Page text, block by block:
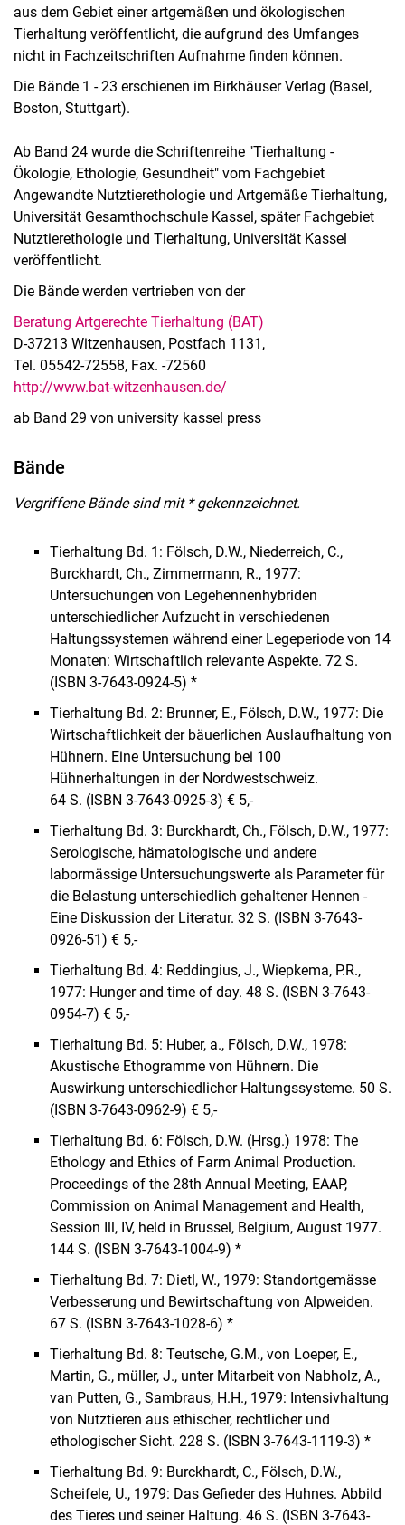
aus dem Gebiet einer artgemäßen und ökologischen
Tierhaltung veröffentlicht, die aufgrund des Umfanges
nicht in Fachzeitschriften Aufnahme finden können.
Die Bände 1 - 23 erschienen im Birkhäuser Verlag (Basel,
Boston, Stuttgart).
Ab Band 24 wurde die Schriftenreihe "Tierhaltung -
Ökologie, Ethologie, Gesundheit" vom Fachgebiet
Angewandte Nutztierethologie und Artgemäße Tierhaltung,
Universität Gesamthochschule Kassel, später Fachgebiet
Nutztierethologie und Tierhaltung, Universität Kassel
veröffentlicht.
Die Bände werden vertrieben von der
Beratung Artgerechte Tierhaltung (BAT)
D-37213 Witzenhausen, Postfach 1131,
Tel. 05542-72558, Fax. -72560
http://www.bat-witzenhausen.de/
ab Band 29 von university kassel press
Bände
Vergriffene Bände sind mit * gekennzeichnet.
Tierhaltung Bd. 1: Fölsch, D.W., Niederreich, C.,
Burckhardt, Ch., Zimmermann, R., 1977:
Untersuchungen von Legehennenhybriden
unterschiedlicher Aufzucht in verschiedenen
Haltungssystemen während einer Legeperiode von 14
Monaten: Wirtschaftlich relevante Aspekte. 72 S.
(ISBN 3-7643-0924-5) *
Tierhaltung Bd. 2: Brunner, E., Fölsch, D.W., 1977: Die
Wirtschaftlichkeit der bäuerlichen Auslaufhaltung von
Hühnern. Eine Untersuchung bei 100
Hühnerhaltungen in der Nordwestschweiz.
64 S. (ISBN 3-7643-0925-3) € 5,-
Tierhaltung Bd. 3: Burckhardt, Ch., Fölsch, D.W., 1977:
Serologische, hämatologische und andere
labormässige Untersuchungswerte als Parameter für
die Belastung unterschiedlich gehaltener Hennen -
Eine Diskussion der Literatur. 32 S. (ISBN 3-7643-
0926-51) € 5,-
Tierhaltung Bd. 4: Reddingius, J., Wiepkema, P.R.,
1977: Hunger and time of day. 48 S. (ISBN 3-7643-
0954-7) € 5,-
Tierhaltung Bd. 5: Huber, a., Fölsch, D.W., 1978:
Akustische Ethogramme von Hühnern. Die
Auswirkung unterschiedlicher Haltungssysteme. 50 S.
(ISBN 3-7643-0962-9) € 5,-
Tierhaltung Bd. 6: Fölsch, D.W. (Hrsg.) 1978: The
Ethology and Ethics of Farm Animal Production.
Proceedings of the 28th Annual Meeting, EAAP,
Commission on Animal Management and Health,
Session Ill, IV, held in Brussel, Belgium, August 1977.
144 S. (ISBN 3-7643-1004-9) *
Tierhaltung Bd. 7: Dietl, W., 1979: Standortgemässe
Verbesserung und Bewirtschaftung von Alpweiden.
67 S. (ISBN 3-7643-1028-6) *
Tierhaltung Bd. 8: Teutsche, G.M., von Loeper, E.,
Martin, G., müller, J., unter Mitarbeit von Nabholz, A.,
van Putten, G., Sambraus, H.H., 1979: Intensivhaltung
von Nutztieren aus ethischer, rechtlicher und
ethologischer Sicht. 228 S. (ISBN 3-7643-1119-3) *
Tierhaltung Bd. 9: Burckhardt, C., Fölsch, D.W.,
Scheifele, U., 1979: Das Gefieder des Huhnes. Abbild
des Tieres und seiner Haltung. 46 S. (ISBN 3-7643-